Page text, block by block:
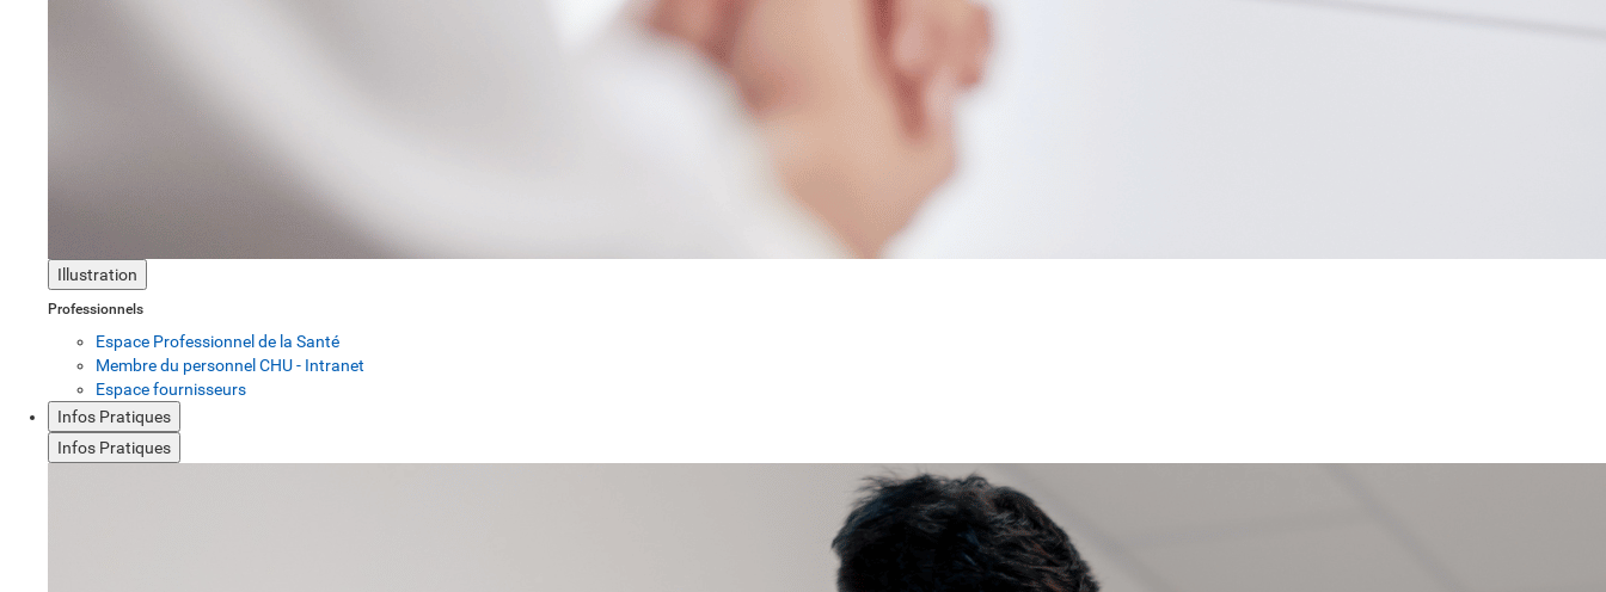
Illustration
Professionnels
Espace Professionnel de la Santé
Membre du personnel CHU - Intranet
Espace fournisseurs
Infos Pratiques
Infos Pratiques